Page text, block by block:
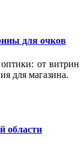
для очков
от витрин
для магазина.
области